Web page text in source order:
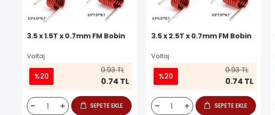
3.5 x 1.5T x 0.7mm FM Bobin
Voltaj
%20
0.93 TL
0.74 TL
SEPETE EKLE
3.5 x 2.5T x 0.7mm FM Bobin
Voltaj
%20
0.93 TL
0.74 TL
SEPETE EKLE